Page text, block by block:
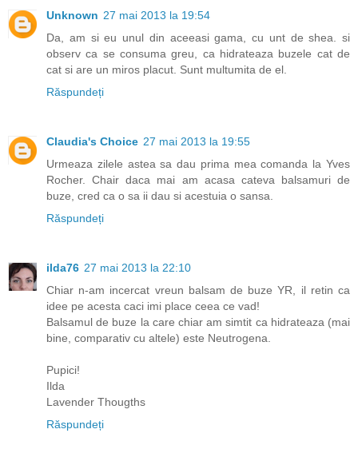
Unknown 27 mai 2013 la 19:54
Da, am si eu unul din aceeasi gama, cu unt de shea. si
observ ca se consuma greu, ca hidrateaza buzele cat de
cat si are un miros placut. Sunt multumita de el.
Răspundeți
Claudia's Choice 27 mai 2013 la 19:55
Urmeaza zilele astea sa dau prima mea comanda la Yves
Rocher. Chair daca mai am acasa cateva balsamuri de
buze, cred ca o sa ii dau si acestuia o sansa.
Răspundeți
ilda76 27 mai 2013 la 22:10
Chiar n-am incercat vreun balsam de buze YR, il retin ca
idee pe acesta caci imi place ceea ce vad!
Balsamul de buze la care chiar am simtit ca hidrateaza (mai
bine, comparativ cu altele) este Neutrogena.
Pupici!
Ilda
Lavender Thougths
Răspundeți